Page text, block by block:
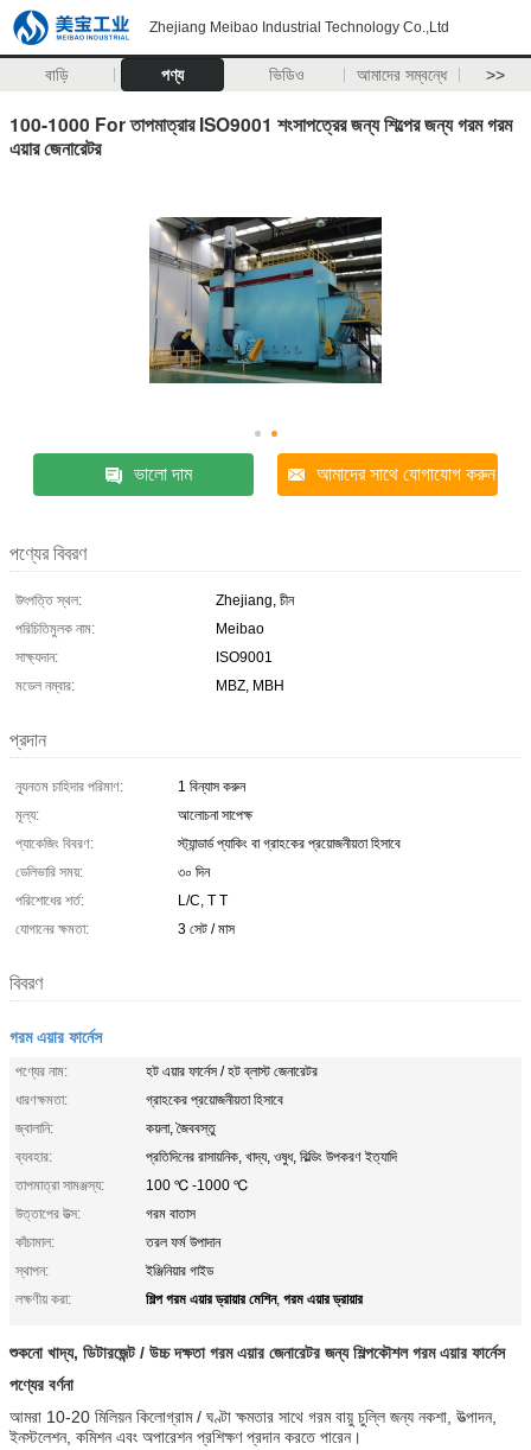
Zhejiang Meibao Industrial Technology Co.,Ltd
বাড়ি পণ্য ভিডিও আমাদের সম্বন্ধে >>
100-1000 For তাপমাত্রার ISO9001 শংসাপত্রের জন্য শিল্পের জন্য গরম গরম
এয়ার জেনারেটর
ভালো দাম আমাদের সাথে যোগাযোগ করুন
পণ্যের বিবরণ
উৎপত্তি স্থল:
Zhejiang, চীন
পরিচিতিমুলক নাম:
Meibao
সাক্ষ্যদান:
ISO9001
মডেল নম্বার:
MBZ, MBH
প্রদান
ন্যূনতম চাহিদার পরিমাণ:
1 বিন্যাস করুন
মূল্য:
আলোচনা সাপেক্ষ
প্যাকেজিং বিবরণ:
স্ট্যান্ডার্ড প্যাকিং বা গ্রাহকের প্রয়োজনীয়তা হিসাবে
ডেলিভারি সময়:
৩০ দিন
পরিশোধের শর্ত:
L/C, T T
যোগানের ক্ষমতা:
3 সেট / মাস
বিবরণ
গরম এয়ার ফার্নেস
পণ্যের নাম:
হট এয়ার ফার্নেস / হট ব্লাস্ট জেনারেটর
ধারণক্ষমতা:
গ্রাহকের প্রয়োজনীয়তা হিসাবে
জ্বালানি:
কয়লা, জৈববস্তু
ব্যবহার:
প্রতিদিনের রাসায়নিক, খাদ্য, ওষুধ, বিল্ডিং উপকরণ ইত্যাদি
তাপমাত্রা সামঞ্জস্য:
100 ℃ -1000 ℃
উত্তাপের উত্স:
গরম বাতাস
কাঁচামাল:
তরল ফর্ম উপাদান
স্থাপন:
ইঞ্জিনিয়ার গাইড
লক্ষণীয় করা:
শিল্প গরম এয়ার ড্রায়ার মেশিন, গরম এয়ার ড্রায়ার
শুকনো খাদ্য, ডিটারজেন্ট / উচ্চ দক্ষতা গরম এয়ার জেনারেটর জন্য শিল্পকৌশল গরম এয়ার ফার্নেস
পণ্যের বর্ণনা
আমরা 10-20 মিলিয়ন কিলোগ্রাম / ঘণ্টা ক্ষমতার সাথে গরম বায়ু চুল্লি জন্য নকশা, উত্পাদন,
ইনস্টলেশন, কমিশন এবং অপারেশন প্রশিক্ষণ প্রদান করতে পারেন।